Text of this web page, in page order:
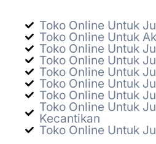
Toko Online Untuk
Toko Online Untuk
Toko Online Untuk
Toko Online Untuk
Toko Online Untuk
Toko Online Untuk
Toko Online Untuk
Toko Online Untuk
Kecantikan
Toko Online Untuk